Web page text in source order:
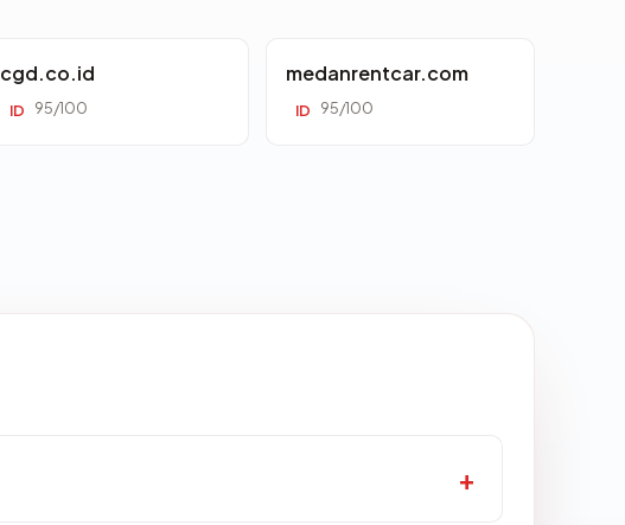
cgd.co.id
ID 95/100
medanrentcar.com
ID 95/100